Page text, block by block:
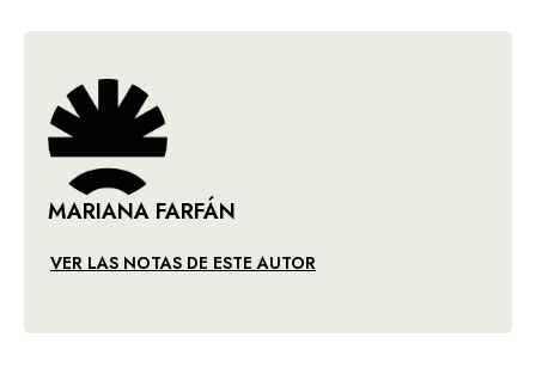
MARIANA FARFÁN
VER LAS NOTAS DE ESTE AUTOR